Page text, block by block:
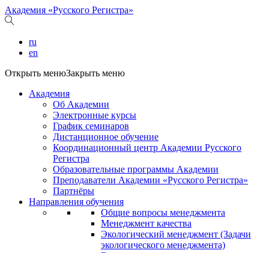
Академия «Русского Регистра»
ru
en
Открыть менюЗакрыть меню
Академия
Об Академии
Электронные курсы
График семинаров
Дистанционное обучение
Координационный центр Академии Русского
Регистра
Образовательные программы Академии
Преподаватели Академии «Русского Регистра»
Партнёры
Направления обучения
Общие вопросы менеджмента
Менеджмент качества
Экологический менеджмент (Задачи
экологического менеджмента)